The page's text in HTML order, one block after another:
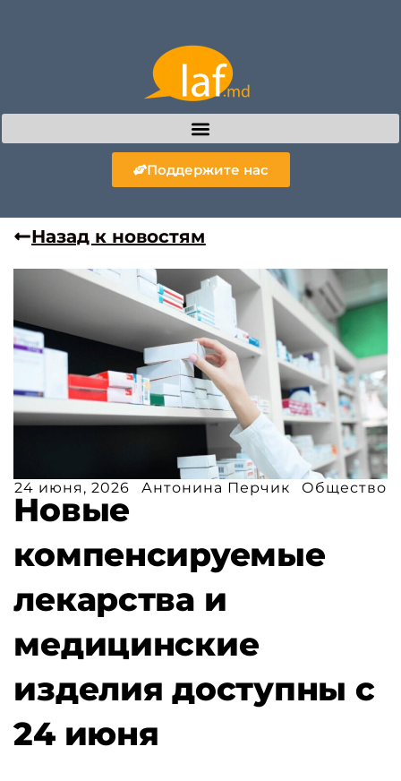
Поддержите нас
Назад к новостям
24 июня, 2026 Антонина Перчик Общество
Новые
компенсируемые
лекарства и
медицинские
изделия доступны с
24 июня